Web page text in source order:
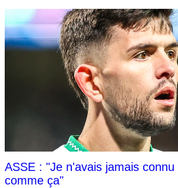
ASSE : "Je n'avais jamais connu
comme ça"